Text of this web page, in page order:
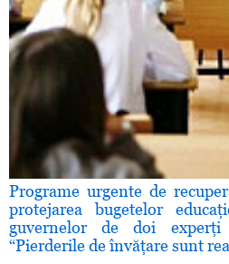
Programe urgente de
protejarea bugetelor
guvernelor de doi
“Pierderile de învăţare sunt